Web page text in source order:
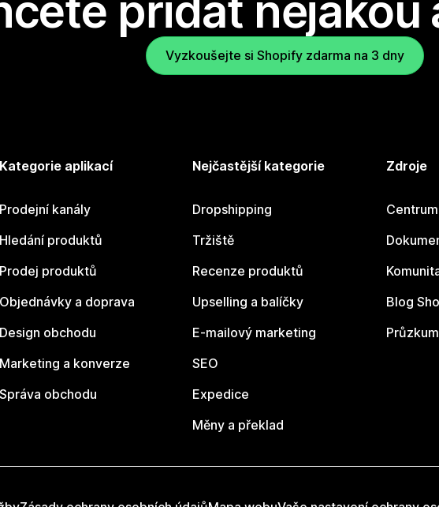
přidat nějakou
Vyzkoušejte si Shopify zdarma na 3 dny
Kategorie aplikací
Prodejní kanály
Hledání produktů
Prodej produktů
Objednávky a doprava
Design obchodu
Marketing a konverze
Správa obchodu
Nejčastější kategorie
Dropshipping
Tržiště
Recenze produktů
Upselling a balíčky
E-mailový marketing
SEO
Expedice
Měny a překlad
Zdroje
Blog
Průzkum